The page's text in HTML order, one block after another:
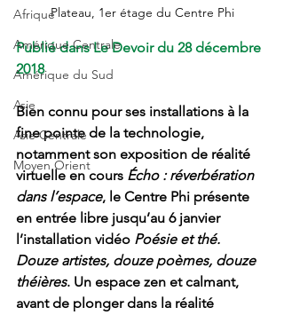
Afrique
Amérique Centrale
Amérique du Sud
Asie
Asie Centrale
Moyen Orient
Plateau, 1er étage du Centre Phi
Publié dans Le Devoir du 28 décembre
2018
Bien connu pour ses installations à la
fine pointe de la technologie,
notamment son exposition de réalité
virtuelle en cours Écho : réverbération
dans l’espace, le Centre Phi présente
en entrée libre jusqu’au 6 janvier
l’installation vidéo Poésie et thé.
Douze artistes, douze poèmes, douze
théières. Un espace zen et calmant,
avant de plonger dans la réalité